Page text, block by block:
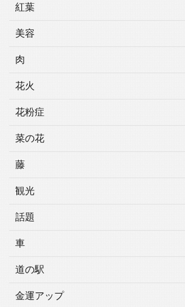
紅葉
美容
肉
花火
花粉症
菜の花
藤
観光
話題
車
道の駅
金運アップ